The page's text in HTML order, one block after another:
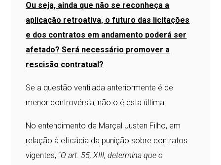
Ou seja, ainda que não se reconheça a
aplicação retroativa, o futuro das licitações
e dos contratos em andamento poderá ser
afetado? Será necessário promover a
rescisão contratual?
Se a questão ventilada anteriormente é de
menor controvérsia, não o é esta última.
No entendimento de Marçal Justen Filho, em
relação à eficácia da punição sobre contratos
vigentes, “O art. 55, XIII, determina que o